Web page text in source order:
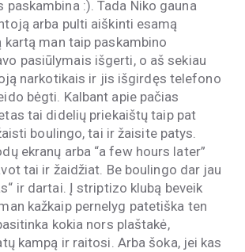
:). Tada Niko gauna
arba pulti aiškinti esamą
kartą man taip paskambino
pasiūlymais išgerti, o aš sekiau
narkotikais ir jis išgirdęs telefono
bėgti. Kalbant apie pačias
tai didelių priekaištų taip pat
boulingo, tai ir žaisite patys.
ekranų arba “a few hours later”
tai ir žaidžiat. Be boulingo dar jau
ir dartai. Į striptizo klubą beveik
kažkaip pernelyg patetiška ten
kokia nors plaštakė,
kampą ir raitosi. Arba šoka, jei kas